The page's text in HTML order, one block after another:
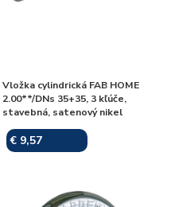
Vložka cylindrická FAB HOME
2.00**/DNs 35+35, 3 kľúče,
stavebná, satenový nikel
€ 9,57